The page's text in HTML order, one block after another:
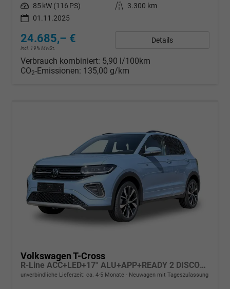
Leistung 85 kW (116 PS) Kilometerstand
3.300 km
01.11.2025
24.685,– €
incl. 19% MwSt.
Details
Verbrauch kombiniert: 5,90 l/100km
CO2-Emissionen: 135,00 g/km
Volkswagen T-Cross
R-Line ACC+LED+17'' ALU+APP+READY 2 DISCOVER
unverbindliche Lieferzeit: ca. 4-5 Monate Neuwagen mit Tageszulassung